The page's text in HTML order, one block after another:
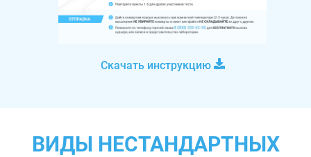
Скачать инструкцию
ВИДЫ НЕСТАНДАРТНЫХ